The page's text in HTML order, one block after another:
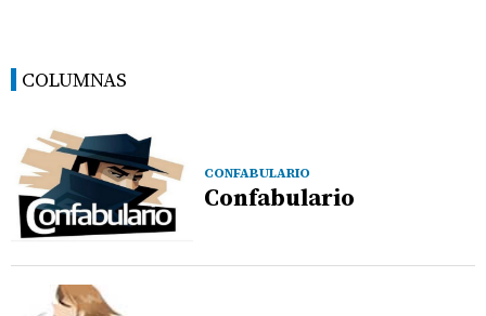
COLUMNAS
CONFABULARIO
Confabulario